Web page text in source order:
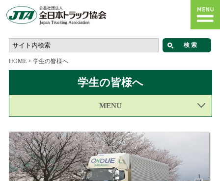
HOME> 学生の皆様へ
学生の皆様へ
MENU